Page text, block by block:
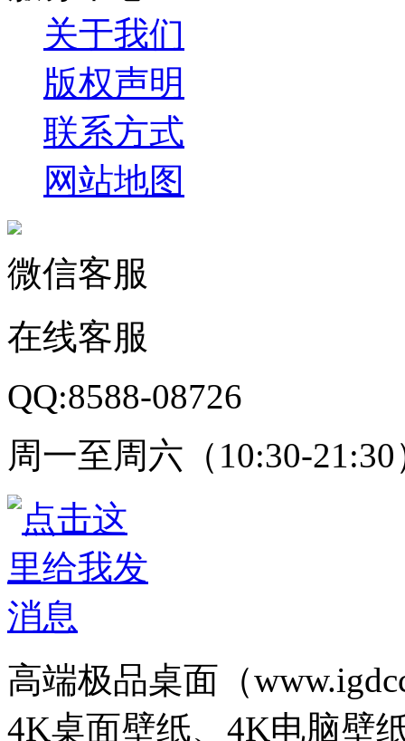
关于我们
版权声明
联系方式
网站地图
微信客服
在线客服
QQ:8588-08726
周一至周六（10:30-21:30
高端极品桌面（
4K桌面壁纸、4K电脑壁